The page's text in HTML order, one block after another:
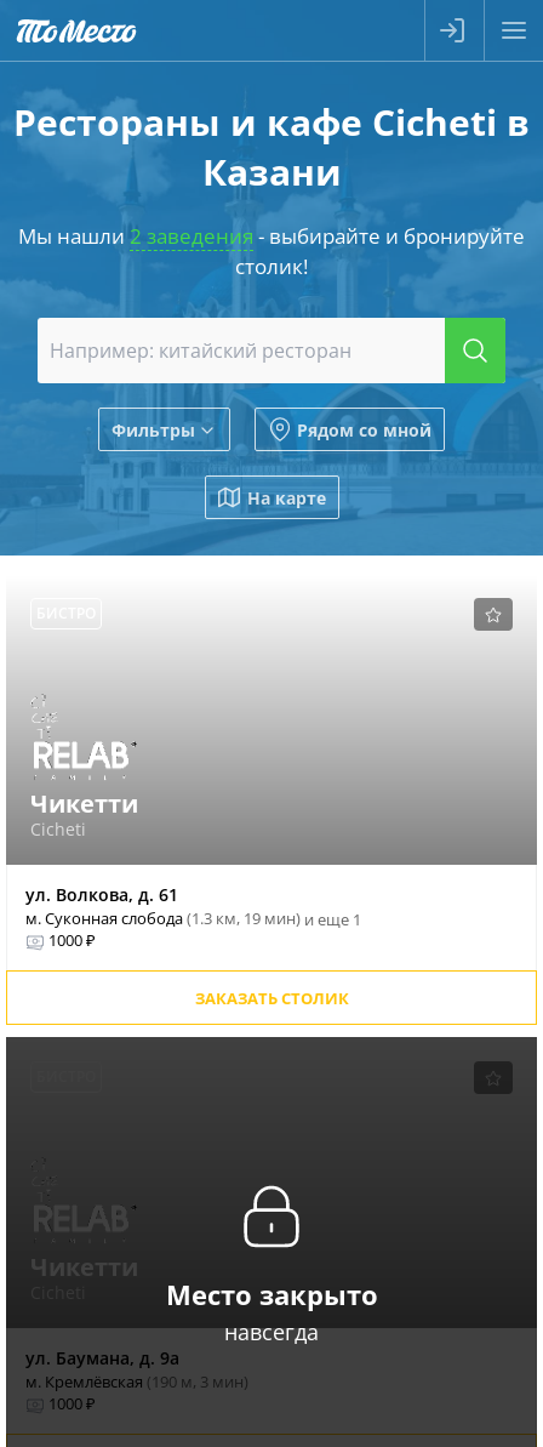
Рестораны и кафе Cicheti в
Казани
Мы нашли 2 заведения- выбирайте и бронируйте
столик!
Фильтры Рядом со мной
На карте
Чикетти
Cicheti
ул. Волкова, д. 61
м. Суконная слобода(1.3 км, 19 мин) и еще 1
1000 ₽
ЗАКАЗАТЬ СТОЛИК
Место закрыто
навсегда
Чикетти
ул. Баумана, д. 9а
м. Кремлёвская (190 м, 3 мин)
1000 ₽